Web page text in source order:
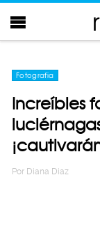
Fotografia
Increíbles
Por Diana Diaz